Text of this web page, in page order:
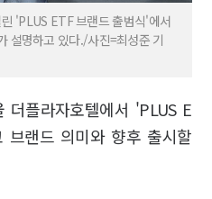
'PLUS ETF 브랜드 출범식'에서
설명하고 있다./사진=최성준 기
더플라자호텔에서 'PLUS E
랜드 의미와 향후 출시할